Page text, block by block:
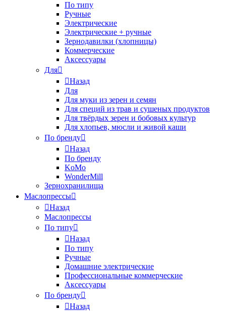
По типу
Ручные
Электрические
Электрические + ручные
Зернодавилки (хлопницы)
Коммерческие
Аксессуары
Для
Назад
Для
Для муки из зерен и семян
Для специй из трав и сушеных продуктов
Для твёрдых зерен и бобовых культур
Для хлопьев, мюсли и живой каши
По бренду
Назад
По бренду
KoMo
WonderMill
Зернохранилища
Маслопрессы
Назад
Маслопрессы
По типу
Назад
По типу
Ручные
Домашние электрические
Профессиональные коммерческие
Аксессуары
По бренду
Назад